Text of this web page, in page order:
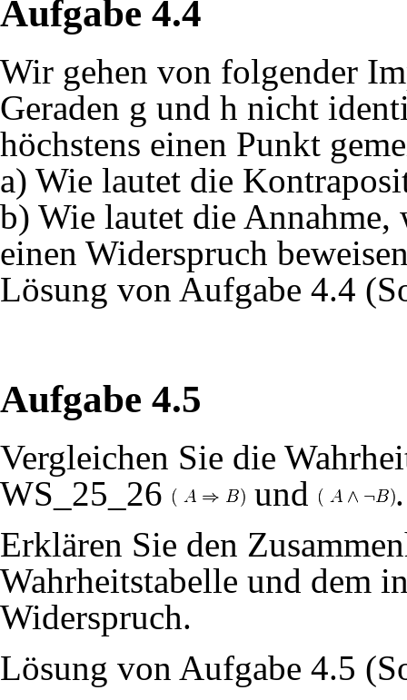
Aufgabe 4.4
Wir gehen von folgender
Geraden g und h nicht
höchstens einen Punkt
a) Wie lautet die
b) Wie lautet die
einen Widerspruch
Lösung von Aufgabe 4.4
Aufgabe 4.5
Vergleichen Sie die
WS_25_26
und
.
Erklären Sie den
Wahrheitstabelle und dem
Widerspruch.
Lösung von Aufgabe 4.5